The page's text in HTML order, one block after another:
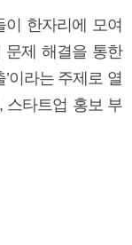
이 한자리에 모여
문제 해결을 통한
이라는 주제로 열
스타트업 홍보 부